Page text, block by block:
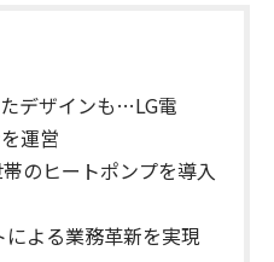
デザインも…LG電
運営
のヒートポンプを導入
よる業務革新を実現